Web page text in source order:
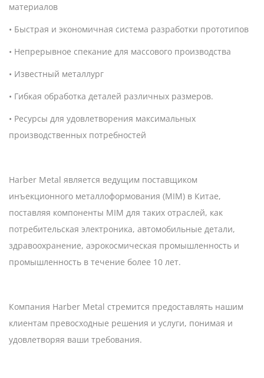
материалов
• Быстрая и экономичная система разработки прототипов
• Непрерывное спекание для массового производства
• Известный металлург
• Гибкая обработка деталей различных размеров.
• Ресурсы для удовлетворения максимальных
производственных потребностей
Harber Metal является ведущим поставщиком
инъекционного металлоформования (MIM) в Китае,
поставляя компоненты MIM для таких отраслей, как
потребительская электроника, автомобильные детали,
здравоохранение, аэрокосмическая промышленность и
промышленность в течение более 10 лет.
Компания Harber Metal стремится предоставлять нашим
клиентам превосходные решения и услуги, понимая и
удовлетворяя ваши требования.